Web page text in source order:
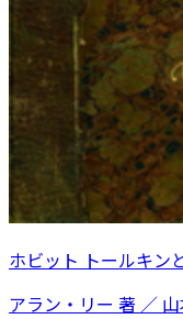
ホビット トールキン
アラン・リー 著 ／